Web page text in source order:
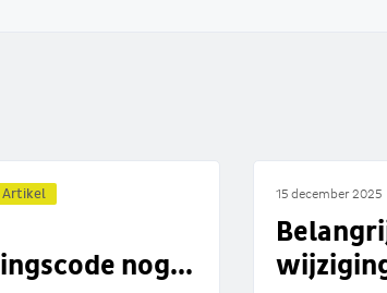
Artikel
nog...
15 december 2025